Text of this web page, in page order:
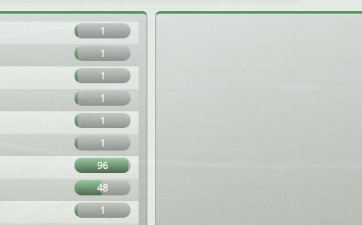
1
1
1
1
1
1
96
48
1